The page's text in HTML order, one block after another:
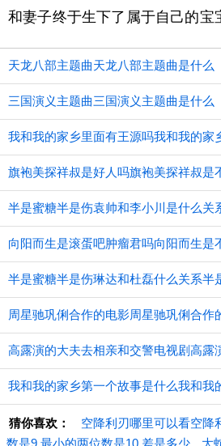
和妻子终于生下了属于自己的宝
天龙八部主题曲天龙八部主题曲是什么
三国演义主题曲三国演义主题曲是什么
我和我的家乡里面有王源吗我和我的家
旗袍美探祥叔是好人吗旗袍美探祥叔是
向阳而生是滚蛋吧肿瘤君吗向阳而生是
周星驰巩俐合作的电影周星驰巩俐合作
我和我的家乡第一个故事是什么我和我
猜你喜欢： 空降利刃哪里可以看空降
数是9,最小的两位数是10,差是多少
大